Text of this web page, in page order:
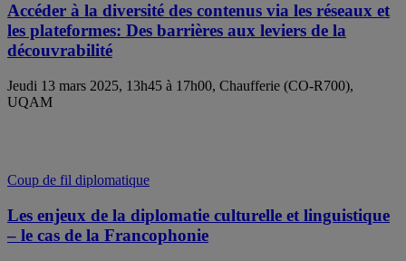
Accéder à la diversité des contenus via les réseaux et
les plateformes: Des barrières aux leviers de la
découvrabilité
Jeudi 13 mars 2025, 13h45 à 17h00, Chaufferie (CO-R700),
UQAM
Coup de fil diplomatique
Les enjeux de la diplomatie culturelle et linguistique
– le cas de la Francophonie